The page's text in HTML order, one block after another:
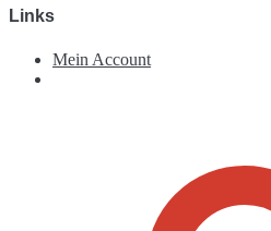
Links
Mein Account